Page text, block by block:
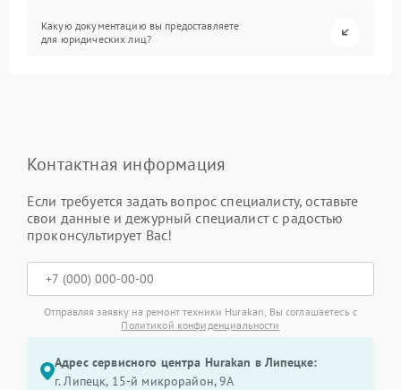
Какую документацию вы предоставляете
для юридических лиц?
Контактная информация
Если требуется задать вопрос специалисту, оставьте
свои данные и дежурный специалист с радостью
проконсультирует Вас!
Отправляя заявку на ремонт техники Hurakan, Вы соглашаетесь с
Политикой конфиденциальности
Адрес сервисного центра Hurakan в Липецке:
г. Липецк, 15-й микрорайон, 9А